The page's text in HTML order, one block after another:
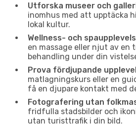
Utforska museer och
inomhus med att upptäcka
lokal kultur.
Wellness- och
en massage eller njut av en
behandling under din
Prova fördjupande
matlagningskurs eller en
få en djupare kontakt med
Fotografering utan
fridfulla stadsbilder och
utan turisttrafik i din bild.